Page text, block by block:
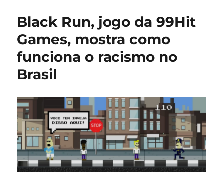
Black Run, jogo da 99Hit
Games, mostra como
funciona o racismo no
Brasil